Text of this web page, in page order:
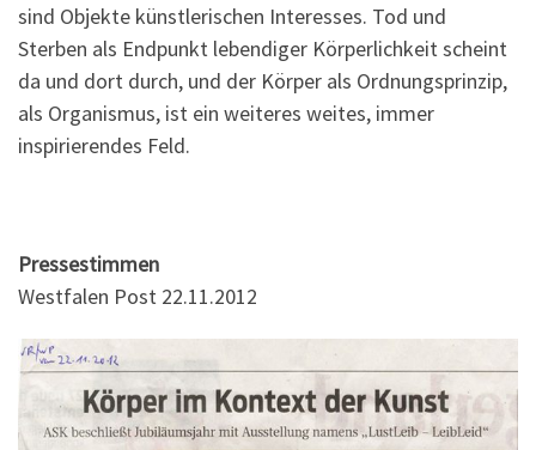
sind Objekte künstlerischen Interesses. Tod und
Sterben als Endpunkt lebendiger Körperlichkeit scheint
da und dort durch, und der Körper als Ordnungsprinzip,
als Organismus, ist ein weiteres weites, immer
inspirierendes Feld.
Pressestimmen
Westfalen Post 22.11.2012